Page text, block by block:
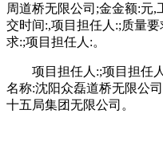
周道桥无限公司;金金额:元,
交时间:,项目担任人:;质量
求:;项目担任人:。
项目担任人:;项目担任人
名称:沈阳众磊道桥无限公
十五局集团无限公司。